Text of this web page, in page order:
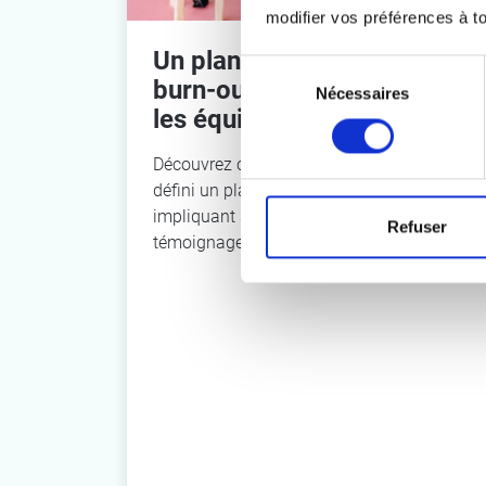
modifier vos préférences à
Sélection
du
consentement
Nécessaires
Refuser
Un plan de prévention du
burn-out co-construit avec
les équipes
Découvrez comment une organisation a
défini un plan de prévention du burn-out en
impliquant ses équipes. Lisez le
témoignage inspirant.